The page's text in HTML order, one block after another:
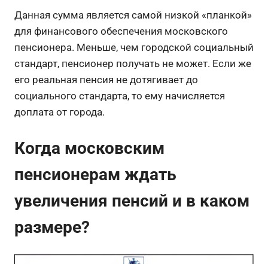
Данная сумма является самой низкой «планкой»
для финансового обеспечения московского
пенсионера. Меньше, чем городской социальный
стандарт, пенсионер получать не может. Если же
его реальная пенсия не дотягивает до
социального стандарта, то ему начисляется
доплата от города.
Когда московским
пенсионерам ждать
увеличения пенсий и в каком
размере?